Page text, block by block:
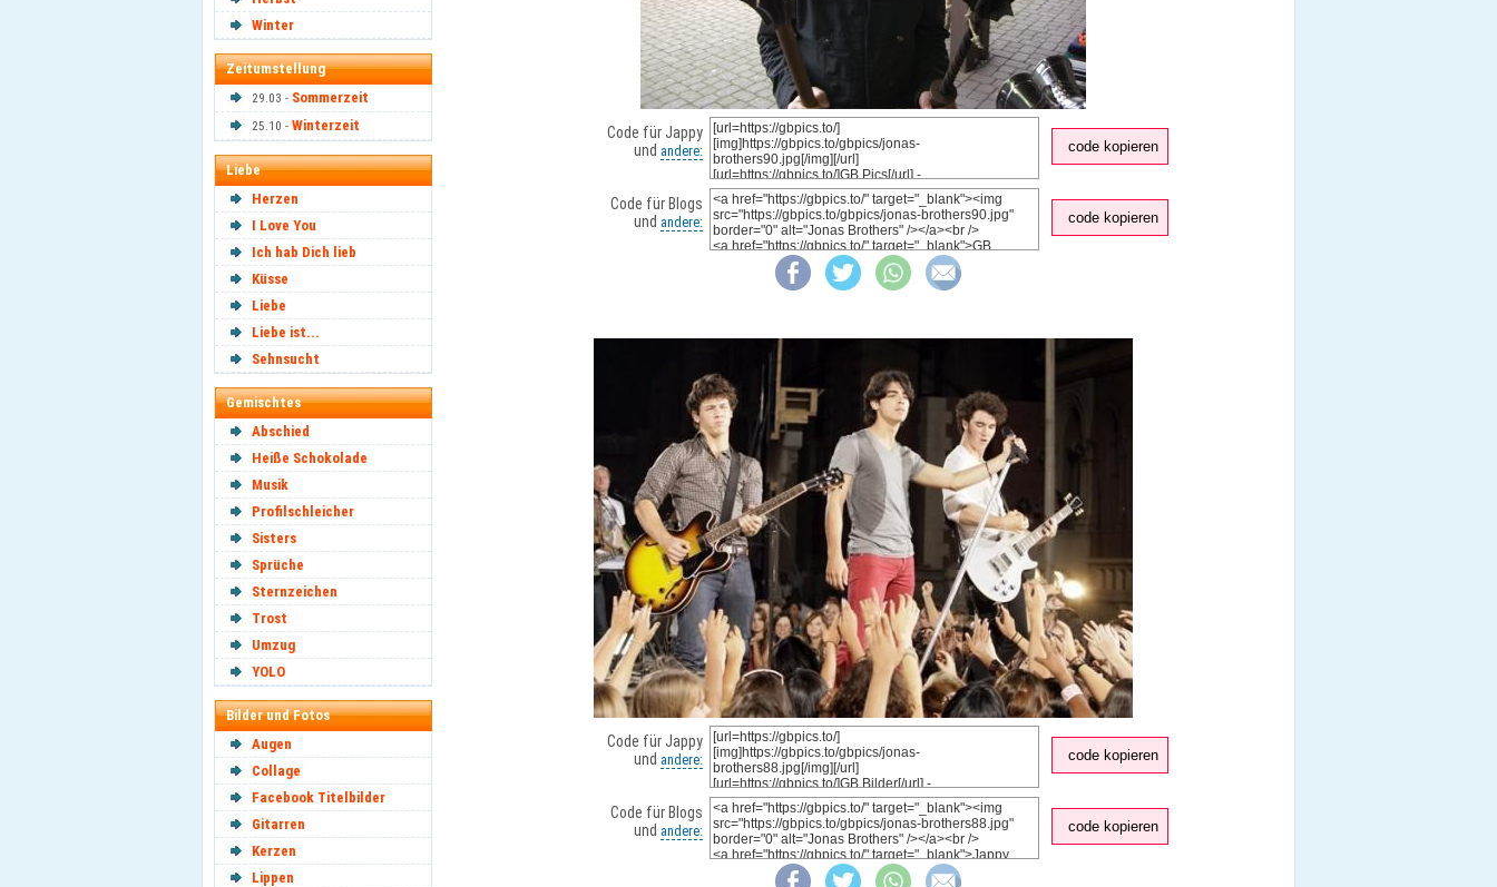
Winter
Zeitumstellung
29.03 - Sommerzeit
25.10 - Winterzeit
Liebe
Herzen
I Love You
Ich hab Dich lieb
Küsse
Liebe
Liebe ist...
Sehnsucht
Gemischtes
Abschied
Heiße Schokolade
Musik
Profilschleicher
Sisters
Sprüche
Sternzeichen
Trost
Umzug
YOLO
Bilder und Fotos
Augen
Collage
Facebook Titelbilder
Gitarren
Kerzen
Lippen
Code für Jappy
und andere: code kopieren
Code für Blogs
und andere: code kopieren
Code für Jappy
und andere: code kopieren
Code für Blogs
und andere: code kopieren